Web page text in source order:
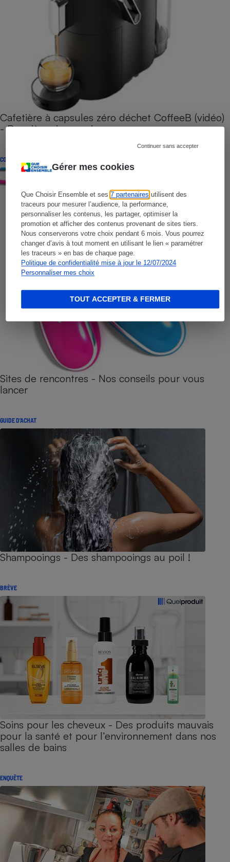
Gérer mes cookies
Que Choisir Ensemble et ses7 partenaires utilisent des
traceurs pour mesurer l’audience, la performance,
personnaliser les contenus, les partager, optimiser la
promotion et afficher des contenus provenant de sites tiers.
Nous conserverons votre choix pendant 6 mois. Vous pourrez
changer d’avis à tout moment en utilisant le lien « paramétrer
les traceurs » en bas de chaque page.
Politique de confidentialité mise à jour le 12/07/2024
Personnaliser mes choix
Continuer sans accepter
TOUT ACCEPTER & FERMER
Cafetière à capsules zéro déchet CoffeeB (vidéo)
- Premières impressions
CONSEILS
Sites de rencontres - Nos conseils pour vous
lancer
GUIDE D'ACHAT
Shampooings - Des shampooings au poil !
BRÈVE
Soins pour les cheveux - Des produits mauvais
pour la santé et pour l’environnement dans nos
salles de bains
ENQUÊTE